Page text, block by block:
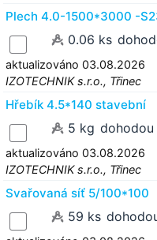
Plech 4.0-1500*3000 -
0.06 ks
aktualizováno 03.08.2026
IZOTECHNIK s.r.o., Třinec
Hřebík 4.5*140 stavební
5 kg dohodou
aktualizováno 03.08.2026
IZOTECHNIK s.r.o., Třinec
Svařovaná síť 5/100*100
59 ks